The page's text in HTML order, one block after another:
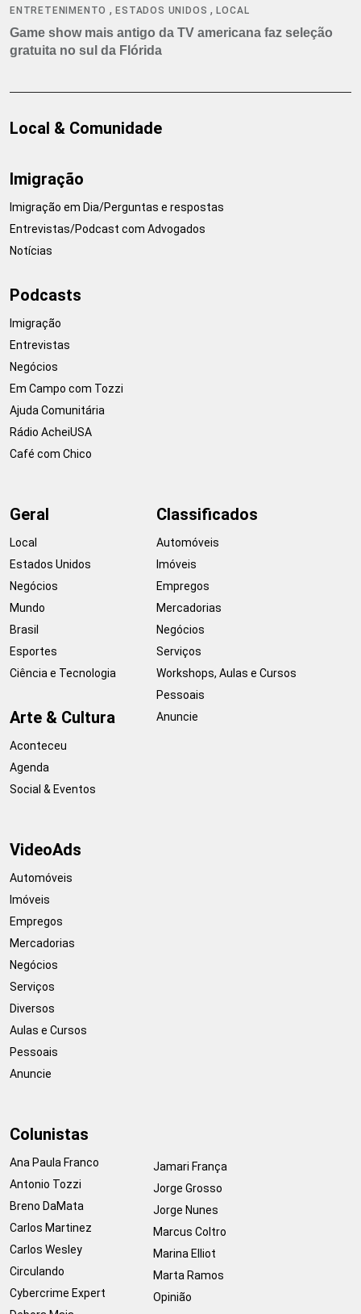
ENTRETENIMENTO ,ESTADOS UNIDOS ,LOCAL
Game show mais antigo da TV americana faz seleção
gratuita no sul da Flórida
Local & Comunidade
Imigração
Imigração em Dia/Perguntas e respostas
Entrevistas/Podcast com Advogados
Notícias
Podcasts
Imigração
Entrevistas
Negócios
Em Campo com Tozzi
Ajuda Comunitária
Rádio AcheiUSA
Café com Chico
Geral
Local
Estados Unidos
Negócios
Mundo
Brasil
Esportes
Ciência e Tecnologia
Arte & Cultura
Aconteceu
Agenda
Social & Eventos
Classificados
Automóveis
Imóveis
Empregos
Mercadorias
Negócios
Serviços
Workshops, Aulas e Cursos
Pessoais
Anuncie
VideoAds
Automóveis
Imóveis
Empregos
Mercadorias
Negócios
Serviços
Diversos
Aulas e Cursos
Pessoais
Anuncie
Colunistas
Ana Paula Franco
Antonio Tozzi
Breno DaMata
Carlos Martinez
Carlos Wesley
Circulando
Cybercrime Expert
Jamari França
Jorge Grosso
Jorge Nunes
Marcus Coltro
Marina Elliot
Marta Ramos
Opinião